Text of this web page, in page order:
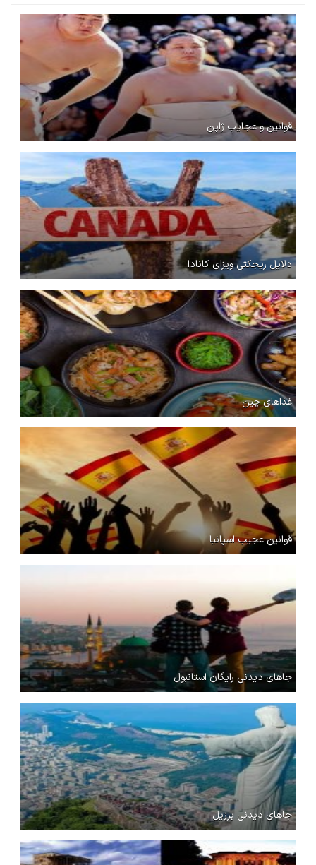
قوانین و عجایب ژاپن
دلایل ریجکتی ویزای کانادا
غذاهای چین
قوانین عجیب اسپانیا
جاهای دیدنی رایگان استانبول
جاهای دیدنی برزیل